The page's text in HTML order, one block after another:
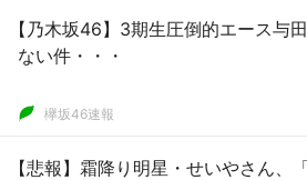
【乃木坂46】3期生圧倒的エース与
ない件・・・
欅坂46速報
【悲報】霜降り明星・せいやさん、